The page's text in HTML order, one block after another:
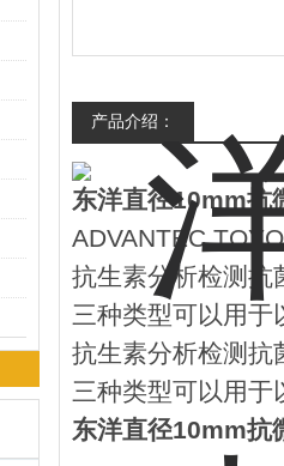
产品介绍：
东洋直径10mm抗
ADVANTEC
抗生素分析检测抗
三种类型可以用于
抗生素分析检测抗
三种类型可以用于
东洋直径10mm抗